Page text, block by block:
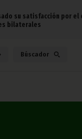
su satisfacción por
bilaterales
Búscador